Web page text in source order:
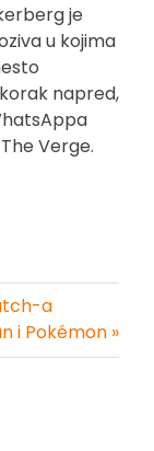
je
u kojima
napred,
Verge.
a
i Pokémon »